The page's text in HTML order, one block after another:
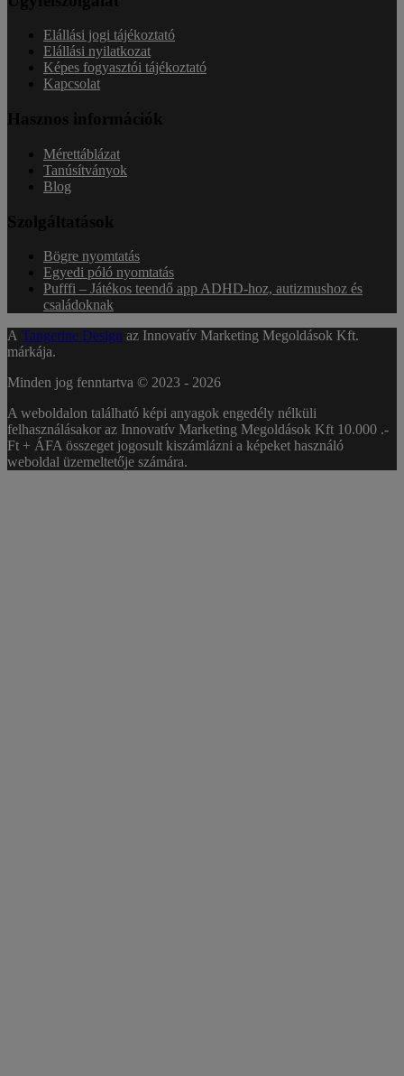
Elállási jogi tájékoztató
Elállási nyilatkozat
Képes fogyasztói tájékoztató
Kapcsolat
Hasznos információk
Mérettáblázat
Tanúsítványok
Blog
Szolgáltatások
Bögre nyomtatás
Egyedi póló nyomtatás
Pufffi – Játékos teendő app ADHD-hoz, autizmushoz és
családoknak
A Tangerine Design az Innovatív Marketing Megoldások Kft.
márkája.
Minden jog fenntartva © 2023 - 2026
A weboldalon található képi anyagok engedély nélküli
felhasználásakor az Innovatív Marketing Megoldások Kft 10.000 .-
Ft + ÁFA összeget jogosult kiszámlázni a képeket használó
weboldal üzemeltetője számára.